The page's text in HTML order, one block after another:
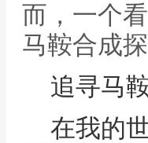
而，一个
马鞍合成
追寻马
在我的